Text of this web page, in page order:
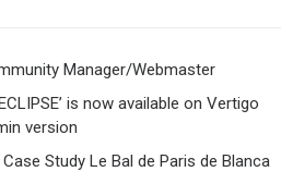
Manager/Webmaster
is now available on Vertigo
version
Study Le Bal de Paris de Blanca